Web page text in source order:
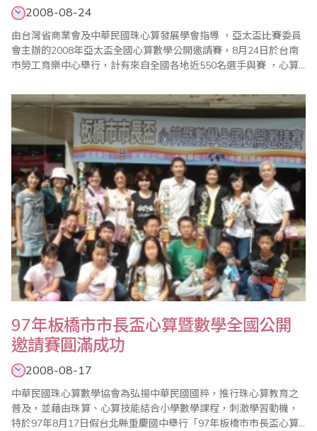
2008-08-24
由台灣省商業會及中華民國珠心算發展學會指導 ，亞太盃比賽委員
會主辦的2008年亞太盃全國心算數學公開邀請賽，8月24日於台南
市勞工育樂中心舉行，計有來自全國各地近550名選手與賽 ，心算
同，數學則考上學期全國綜合版範圍，不以單獨版本，有參考題庫
且主辦單位並提供去年心算數學試題供下載參考 ，整個比賽經過一
個上午進行，在全體工作..
97年板橋市市長盃心算暨數學全國公開
邀請賽圓滿成功
2008-08-17
中華民國珠心算數學協會為弘揚中華民國國粹，推行珠心算教育之
普及，並藉由珠算、心算技能結合小學數學課程，刺激學習動機，
特於97年8月17日假台北縣重慶國中舉行「97年板橋市市長盃心算